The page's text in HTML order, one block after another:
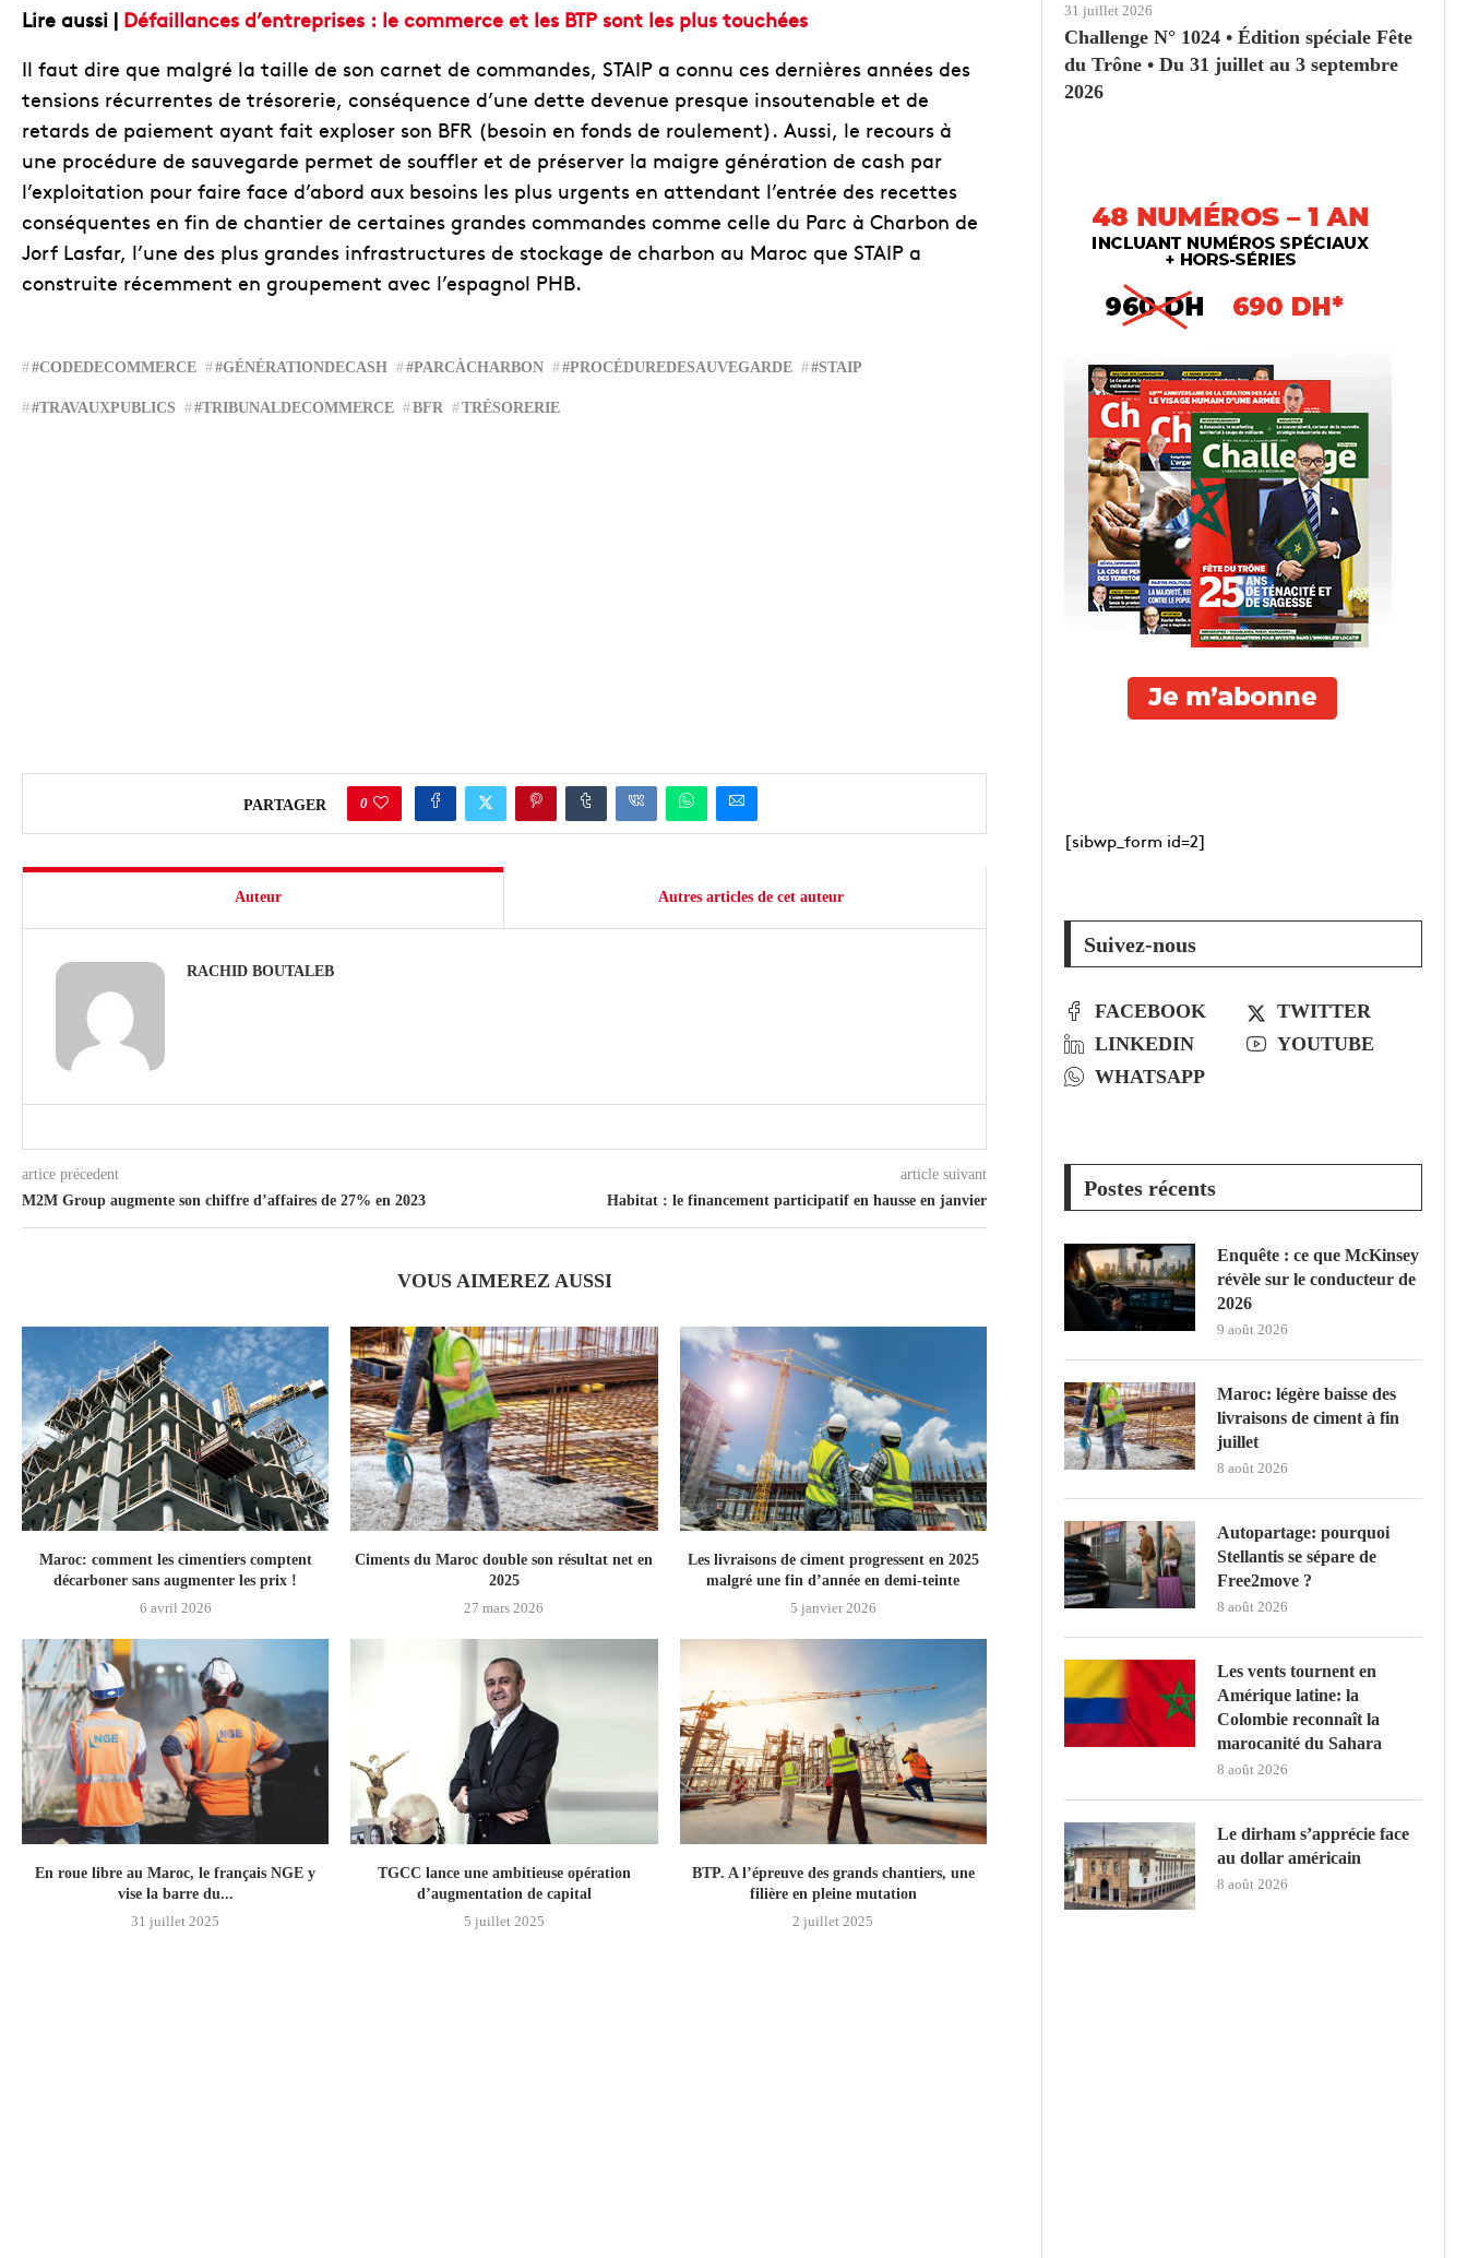
Lire aussi | Défaillances d’entreprises : le commerce et les BTP sont les plus touchées
Il faut dire que malgré la taille de son carnet de commandes, STAIP a connu ces dernières années des
tensions récurrentes de trésorerie, conséquence d’une dette devenue presque insoutenable et de
retards de paiement ayant fait exploser son BFR (besoin en fonds de roulement). Aussi, le recours à
une procédure de sauvegarde permet de souffler et de préserver la maigre génération de cash par
l’exploitation pour faire face d’abord aux besoins les plus urgents en attendant l’entrée des recettes
conséquentes en fin de chantier de certaines grandes commandes comme celle du Parc à Charbon de
Jorf Lasfar, l’une des plus grandes infrastructures de stockage de charbon au Maroc que STAIP a
construite récemment en groupement avec l’espagnol PHB.
#CODEDECOMMERCE #GÉNÉRATIONDECASH #PARCÀCHARBON #PROCÉDUREDESAUVEGARDE #STAIP
#TRAVAUXPUBLICS #TRIBUNALDECOMMERCE BFR TRÉSORERIE
PARTAGER 0
Auteur Autres articles de cet auteur
RACHID BOUTALEB
artice précedent
M2M Group augmente son chiffre d’affaires de 27% en 2023
article suivant
Habitat : le financement participatif en hausse en janvier
VOUS AIMEREZ AUSSI
Maroc: comment les cimentiers comptent
décarboner sans augmenter les prix !
6 avril 2026
Ciments du Maroc double son résultat net en
2025
27 mars 2026
Les livraisons de ciment progressent en 2025
malgré une fin d’année en demi-teinte
5 janvier 2026
En roue libre au Maroc, le français NGE y
vise la barre du...
31 juillet 2025
TGCC lance une ambitieuse opération
d’augmentation de capital
5 juillet 2025
BTP. A l’épreuve des grands chantiers, une
filière en pleine mutation
2 juillet 2025
31 juillet 2026
Challenge N° 1024 • Édition spéciale Fête
du Trône • Du 31 juillet au 3 septembre
2026
[sibwp_form id=2]
Suivez-nous
FACEBOOK
TWITTER
LINKEDIN
YOUTUBE
WHATSAPP
Postes récents
Enquête : ce que McKinsey
révèle sur le conducteur de
2026
9 août 2026
Maroc: légère baisse des
livraisons de ciment à fin
juillet
8 août 2026
Autopartage: pourquoi
Stellantis se sépare de
Free2move ?
8 août 2026
Les vents tournent en
Amérique latine: la
Colombie reconnaît la
marocanité du Sahara
8 août 2026
Le dirham s’apprécie face
au dollar américain
8 août 2026